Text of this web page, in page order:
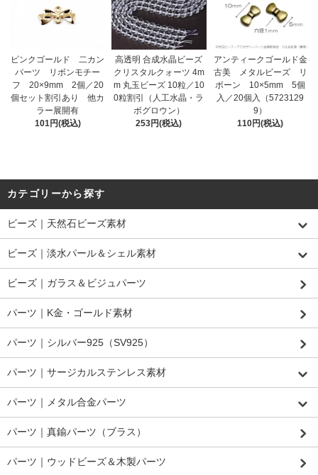
ピンクゴールド 二カン
パーツ リボンモチー
フ 20×9mm 2個／20
個セット割引あり 他カ
ラー展開有
101円(税込)
高透明 合成水晶ビーズ
クリスタルクォーツ 4m
m 丸玉ビーズ 10粒／10
0粒割引（人工水晶・ラ
ボグロウン）
253円(税込)
アンティークゴールド金
古美 メタルビーズ リ
ボーン 10×5mm 5個
入／20個入（5723129
9）
110円(税込)
カテゴリーから探す
ビーズ｜天然石ビーズ素材
ビーズ｜淡水パール＆シェル素材
ビーズ｜ガラス＆ビジュパーツ
パーツ｜K金・ゴールド素材
パーツ｜シルバー925（SV925）
パーツ｜サージカルステンレス素材
パーツ｜メタル合金パーツ
パーツ｜真鍮パーツ（ブラス）
パーツ｜ウッドビーズ＆木製パーツ